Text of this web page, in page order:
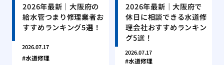
2026年最新｜大阪府の
給水管つまり修理業者お
すすめランキング5選！
2026.07.17
水道修理
2026年最新｜大阪府で
休日に相談できる水道修
理会社おすすめランキン
グ5選！
2026.07.17
水道修理